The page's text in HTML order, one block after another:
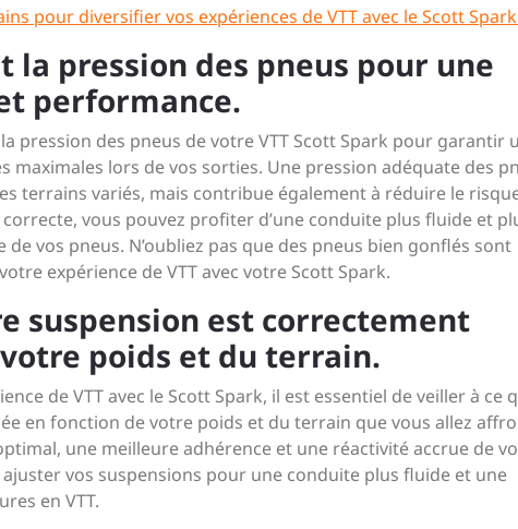
pour diversifier vos expériences de VTT avec le Scott
pression des pneus pour une
performance.
pression des pneus de votre VTT Scott Spark pour garantir
lors de vos sorties. Une pression adéquate des
terrains variés, mais contribue également à réduire le
vous pouvez profiter d’une conduite plus fluide et
vos pneus. N’oubliez pas que des pneus bien gonflés sont
expérience de VTT avec votre Scott Spark.
suspension est correctement
poids et du terrain.
de VTT avec le Scott Spark, il est essentiel de veiller à ce
en fonction de votre poids et du terrain que vous allez
une meilleure adhérence et une réactivité accrue de
vos suspensions pour une conduite plus fluide et une
en VTT.